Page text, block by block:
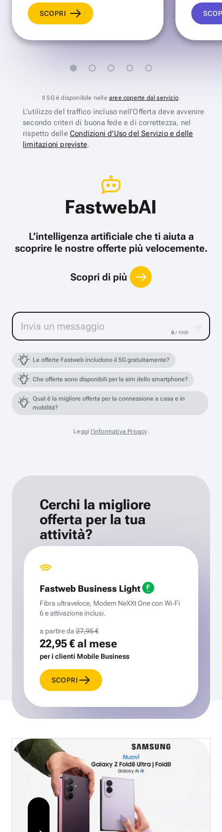
SCOPRI
Il 5G è disponibile nelle aree coperte dal servizio.
L’utilizzo del traffico incluso nell’Offerta deve avvenire
secondo criteri di buona fede e di correttezza, nel
rispetto delle Condizioni d’Uso del Servizio e delle
limitazioni previste.
FastwebAI
L’intelligenza artificiale che ti aiuta a
scoprire le nostre offerte più velocemente.
Scopri di più
0 / 1000
Le offerte Fastweb includono il 5G gratuitamente?
Che offerte sono disponibili per la sim dello smartphone?
Qual è la migliore offerta per la connessione a casa e in
mobilità?
Leggi l'informativa Privacy.
Cerchi la migliore
offerta per la tua
attività?
Fastweb Business Light
Fibra ultraveloce, Modem NeXXt One con Wi‑Fi
6 e attivazione inclusi.
a partire da 27,95 €
22,95 €al mese
per i clienti Mobile Business
SCOPRI